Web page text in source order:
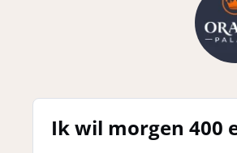
Ik wil morgen 400